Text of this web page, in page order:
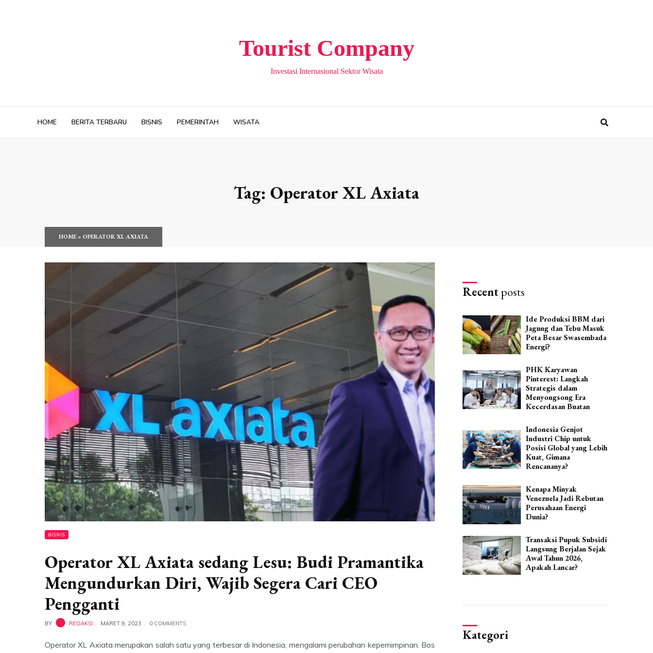
Tourist Company
Investasi Internasional Sektor Wisata
HOME BERITA TERBARU BISNIS PEMERINTAH WISATA
Tag: Operator XL Axiata
HOME» OPERATOR XL AXIATA
BISNIS
Operator XL Axiata sedang Lesu: Budi Pramantika
Mengundurkan Diri, Wajib Segera Cari CEO
Pengganti
BY REDAKSI MARET 9, 2023 0 COMMENTS
Operator XL Axiata merupakan salah satu yang terbesar di Indonesia, mengalami perubahan kepemimpinan. Bos
Recentposts
Ide Produksi BBM dari
Jagung dan Tebu Masuk
Peta Besar Swasembada
Energi?
PHK Karyawan
Pinterest: Langkah
Strategis dalam
Menyongsong Era
Kecerdasan Buatan
Indonesia Genjot
Industri Chip untuk
Posisi Global yang Lebih
Kuat, Gimana
Rencananya?
Kenapa Minyak
Venezuela Jadi Rebutan
Perusahaan Energi
Dunia?
Transaksi Pupuk Subsidi
Langsung Berjalan Sejak
Awal Tahun 2026,
Apakah Lancar?
Kategori